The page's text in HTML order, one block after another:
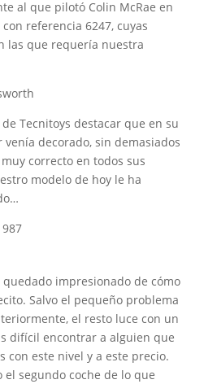
al que pilotó Colin McRae en
con referencia 6247, cuyas
las que requería nuestra
Tecnitoys destacar que en su
decorado, sin demasiados
correcto en todos sus
modelo de hoy le ha
quedado impresionado de cómo
Salvo el pequeño problema
el resto luce con un
difícil encontrar a alguien que
con este nivel y a este precio.
el segundo coche de lo que